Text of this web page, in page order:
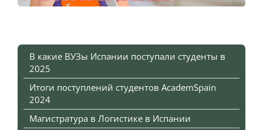
В какие ВУЗы Испании поступали студенты в
2025
Итоги поступлений студентов AcademSpain
2024
Магистратура в Логистике в Испании